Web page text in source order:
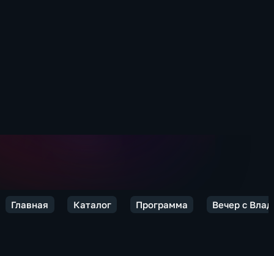
Главная Каталог Программа Вечер с